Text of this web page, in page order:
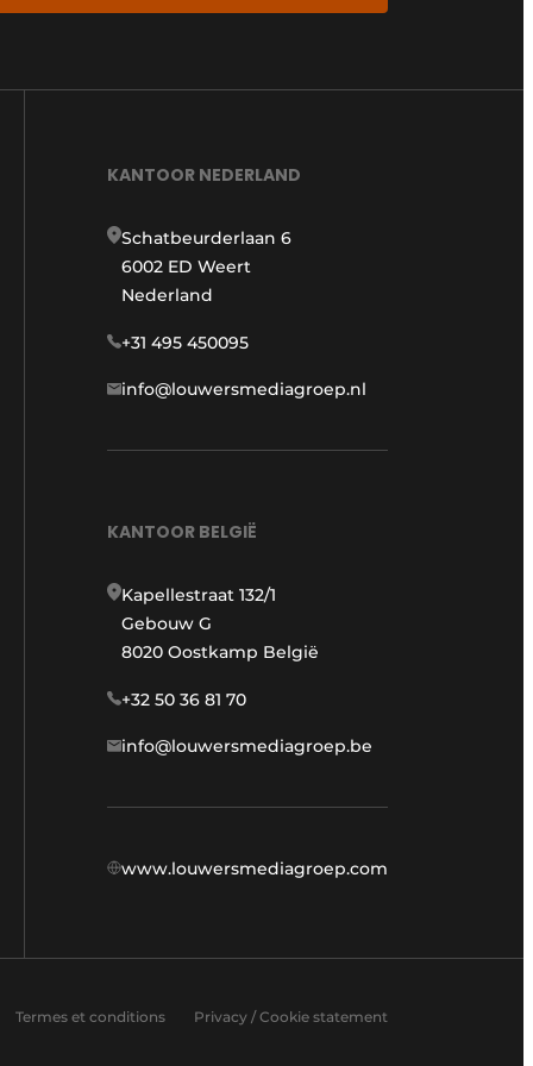
KANTOOR NEDERLAND
Schatbeurderlaan 6
6002 ED Weert
Nederland
+31 495 450095
info@louwersmediagroep.nl
KANTOOR BELGIË
Kapellestraat 132/1
Gebouw G
8020 Oostkamp België
+32 50 36 81 70
info@louwersmediagroep.be
www.louwersmediagroep.com
Termes et conditions Privacy / Cookie statement